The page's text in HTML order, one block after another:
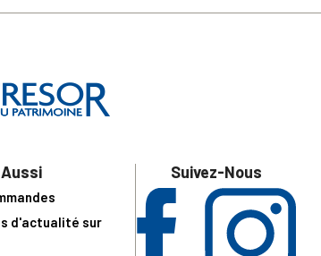
d'actualité sur
Suivez-Nous